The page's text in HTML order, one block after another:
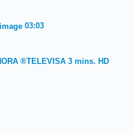
03:03
®TELEVISA 3 mins. HD